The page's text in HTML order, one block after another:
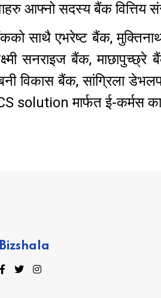
आफ्नो सदस्य बैंक वित्तिय
साथै एभरेष्ट बैंक,
सनराइज बैंक, माछापुच्छ्रे
विकास बैंक, सांग्रिला
solution मार्फत ई-कर्मस
Bizshala